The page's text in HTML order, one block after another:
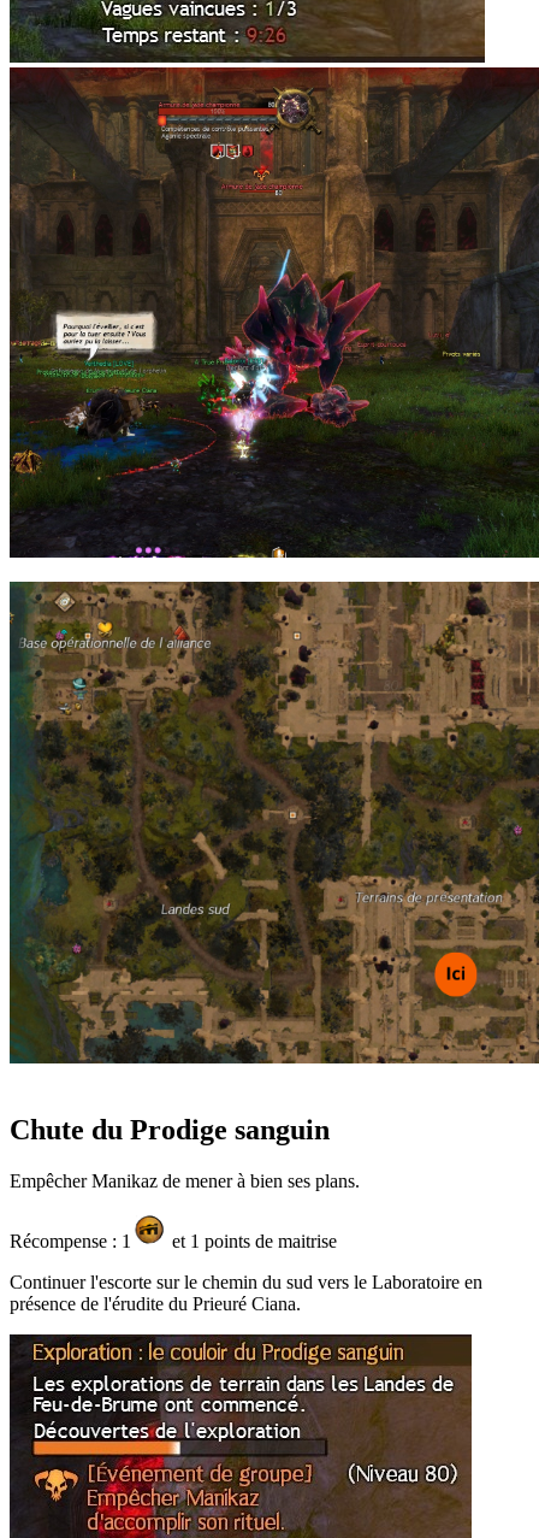
Chute du Prodige sanguin
Empêcher Manikaz de mener à bien ses plans.
Récompense : 1
et 1 points de maitrise
Continuer l'escorte sur le chemin du sud vers le Laboratoire en
présence de l'érudite du Prieuré Ciana.